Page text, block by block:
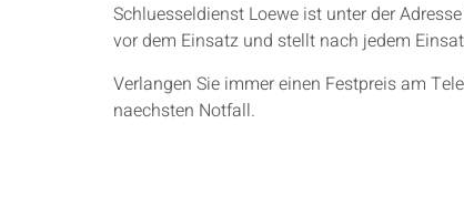
Schluesseldienst Loewe ist unter der
vor dem Einsatz und stellt nach jedem
Verlangen Sie immer einen Festpreis am
naechsten Notfall.